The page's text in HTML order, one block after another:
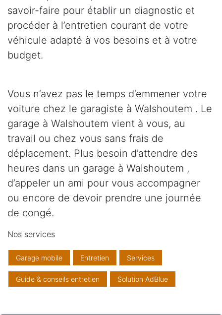
savoir-faire pour établir un diagnostic et
procéder à l’entretien courant de votre
véhicule adapté à vos besoins et à votre
budget.
Vous n’avez pas le temps d’emmener votre
voiture chez le garagiste à Walshoutem . Le
garage à Walshoutem vient à vous, au
travail ou chez vous sans frais de
déplacement. Plus besoin d’attendre des
heures dans un garage à Walshoutem ,
d’appeler un ami pour vous accompagner
ou encore de devoir prendre une journée
de congé.
Nos services
Garage mobile Entretien Services
Guide & conseils entretien Solution AdBlue